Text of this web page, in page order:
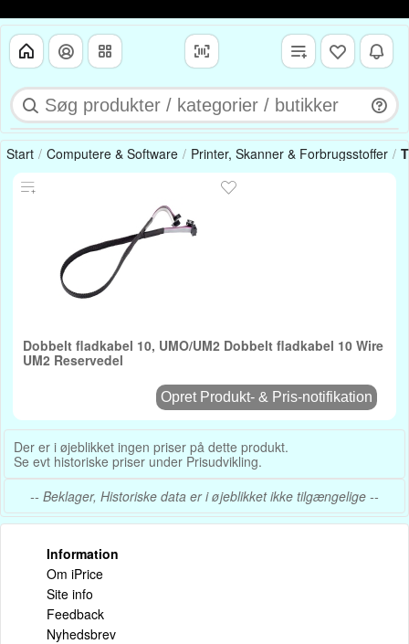
Start Computere & Software Printer, Skanner & Forbrugsstoffer
Dobbelt fladkabel 10, UMO/UM2 Dobbelt fladkabel 10 Wire
UM2 Reservedel
Opret Produkt- & Pris-notifikation
Der er i øjeblikket ingen priser på dette produkt.
Se evt historiske priser under Prisudvikling.
-- Beklager, Historiske data er i øjeblikket ikke tilgængelige --
Information
Om iPrice
Site info
Feedback
Nyhedsbrev